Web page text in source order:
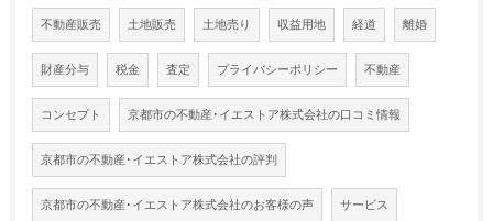
不動産販売 土地販売 土地売り 収益用地 経道 離婚
財産分与 税金 査定 プライバシーポリシー 不動産
コンセプト 京都市の不動産･イエストア株式会社の口コミ情報
京都市の不動産･イエストア株式会社の評判
京都市の不動産･イエストア株式会社のお客様の声 サービス